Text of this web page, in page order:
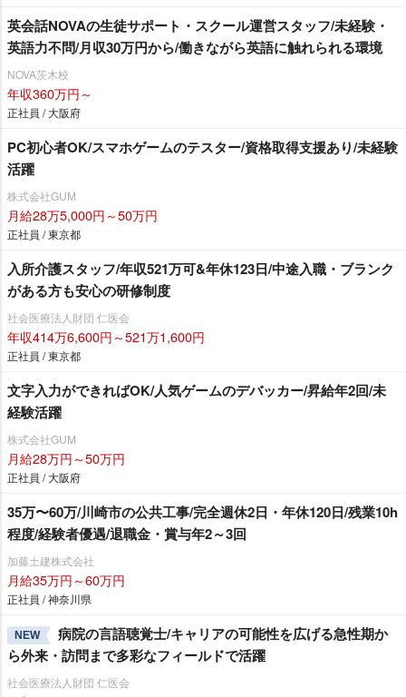
英会話NOVAの生徒サポート・スクール運営スタッフ/未経験・
英語力不問/月収30万円から/働きながら英語に触れられる環境
NOVA茨木校
年収360万円～
正社員 / 大阪府
PC初心者OK/スマホゲームのテスター/資格取得支援あり/未経験
活躍
株式会社GUM
月給28万5,000円～50万円
正社員 / 東京都
入所介護スタッフ/年収521万可&年休123日/中途入職・ブランク
がある方も安心の研修制度
社会医療法人財団 仁医会
年収414万6,600円～521万1,600円
正社員 / 東京都
文字入力ができればOK/人気ゲームのデバッカー/昇給年2回/未
経験活躍
株式会社GUM
月給28万円～50万円
正社員 / 大阪府
35万〜60万/川崎市の公共工事/完全週休2日・年休120日/残業10h
程度/経験者優遇/退職金・賞与年2～3回
加藤土建株式会社
月給35万円～60万円
正社員 / 神奈川県
NEW
病院の言語聴覚士/キャリアの可能性を広げる急性期か
ら外来・訪問まで多彩なフィールドで活躍
社会医療法人財団 仁医会